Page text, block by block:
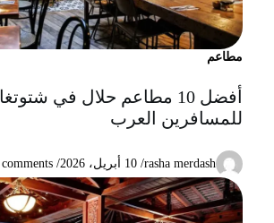
مطاعم
أفضل 10 مطاعم حلال في
للمسافرين العرب
rasha merdash
/ 10 أبريل، 2026 / No comments